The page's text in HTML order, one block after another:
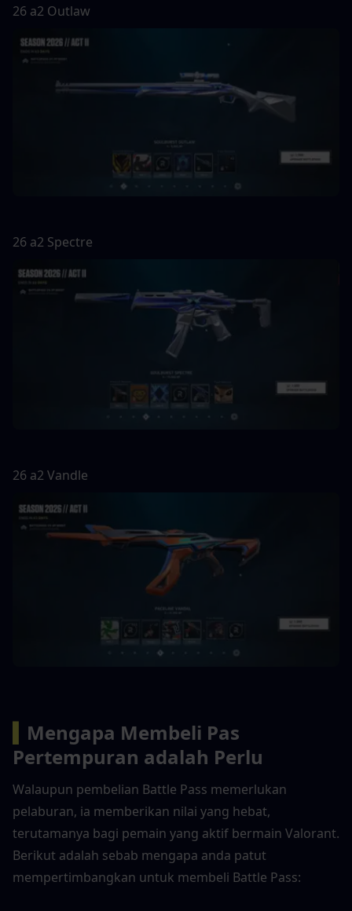
26 a2 Outlaw
26 a2 Spectre
26 a2 Vandle
Mengapa Membeli Pas
Pertempuran adalah Perlu
Walaupun pembelian Battle Pass memerlukan
pelaburan, ia memberikan nilai yang hebat,
terutamanya bagi pemain yang aktif bermain Valorant.
Berikut adalah sebab mengapa anda patut
mempertimbangkan untuk membeli Battle Pass: